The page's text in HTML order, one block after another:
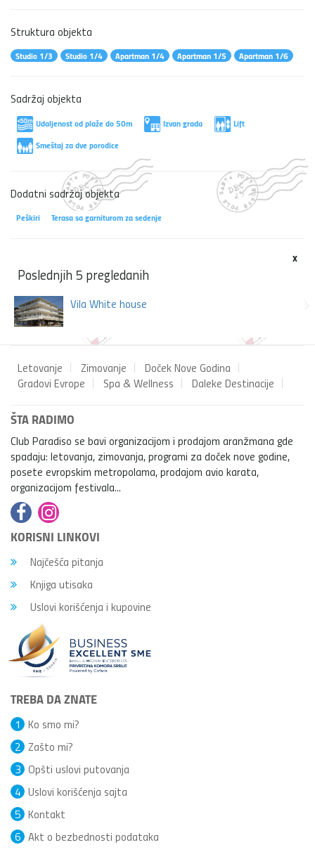
Struktura objekta
Studio 1/3 Studio 1/4 Apartman 1/4 Apartman 1/5 Apartman 1/6
Sadržaj objekta
Udaljenost od plaže do 50m Izvan grada
Lift
Smeštaj za dve porodice
Dodatni sadržaj objekta
Peškiri Terasa sa garniturom za sedenje
x
Poslednjih 5 pregledanih
Vila White house
Letovanje Zimovanje
Doček Nove Godina
Gradovi Evrope
Spa & Wellness Daleke Destinacije
ŠTA RADIMO
Club Paradiso se bavi organizacijom i prodajom aranžmana gde
spadaju: letovanja, zimovanja, programi za doček nove godine,
posete evropskim metropolama, prodajom avio karata,
organizacijom festivala...
KORISNI LINKOVI
Najčešća pitanja
Knjiga utisaka
Uslovi korišćenja i kupovine
TREBA DA ZNATE
Ko smo mi?
1
Zašto mi?
2
Opšti uslovi putovanja
3
Uslovi korišćenja sajta
4
Kontakt
5
Akt o bezbednosti podataka
6